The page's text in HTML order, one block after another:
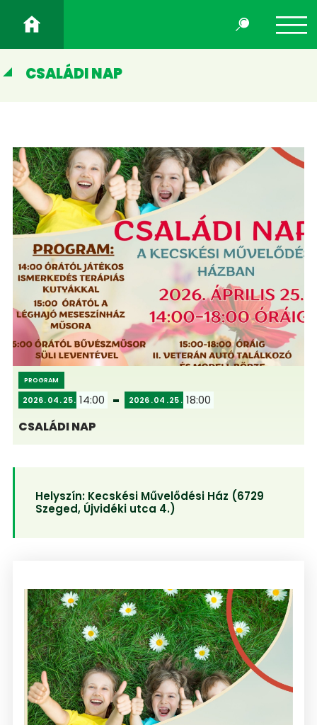
CSALÁDI NAP
PROGRAM
2026 04 25 14:00 2026 04 25 18:00
CSALÁDI NAP
Helyszín: Kecskési Művelődési Ház (6729
Szeged, Újvidéki utca 4.)